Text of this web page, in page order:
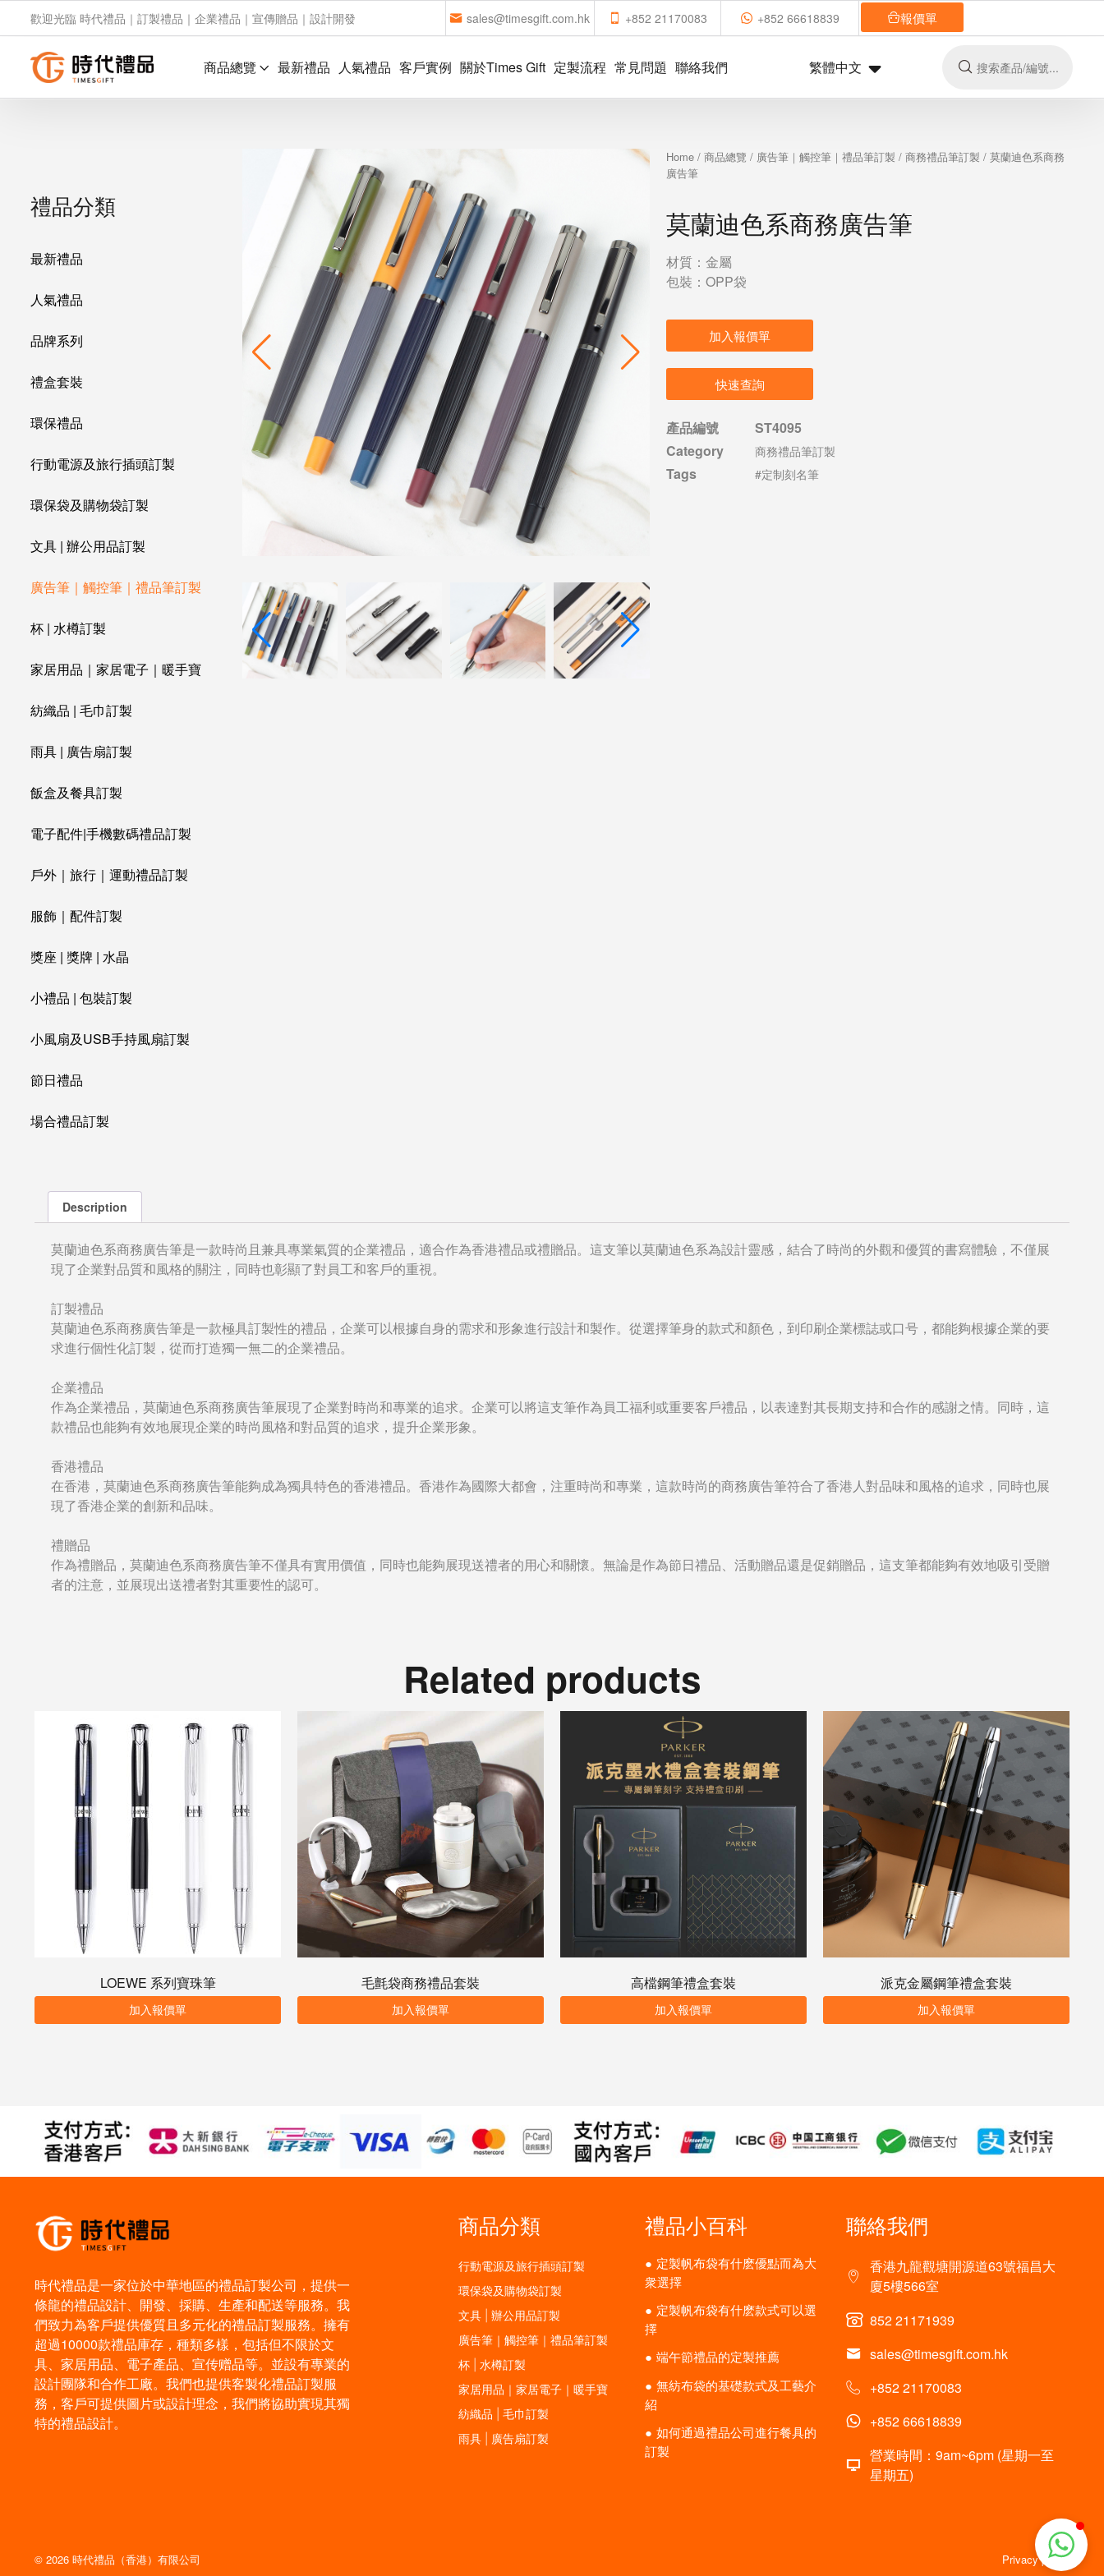
歡迎光臨 時代禮品｜訂製禮品｜企業禮品｜宣傳贈品｜設計開發 sales@timesgift.com.hk +852 21170083 +852 66618839 報價單
商品總覽 最新禮品 人氣禮品 客戶實例 關於Times Gift 定製流程 常見問題 聯絡我們 繁體中文
禮品分類
最新禮品
人氣禮品
品牌系列
禮盒套裝
環保禮品
行動電源及旅行插頭訂製
環保袋及購物袋訂製
文具 | 辦公用品訂製
廣告筆｜觸控筆｜禮品筆訂製
杯 | 水樽訂製
家居用品｜家居電子｜暖手寶
紡織品 | 毛巾訂製
雨具 | 廣告扇訂製
飯盒及餐具訂製
電子配件|手機數碼禮品訂製
戶外｜旅行｜運動禮品訂製
服飾｜配件訂製
獎座 | 獎牌 | 水晶
小禮品 | 包裝訂製
小風扇及USB手持風扇訂製
節日禮品
場合禮品訂製
Home /商品總覽 / 廣告筆｜觸控筆｜禮品筆訂製 /商務禮品筆訂製 / 莫蘭迪色系商務
廣告筆
莫蘭迪色系商務廣告筆
材質：金屬
包裝：OPP袋
加入報價單
快速查詢
產品編號
ST4095
Category
商務禮品筆訂製
Tags #定制刻名筆
Description
莫蘭迪色系商務廣告筆是一款時尚且兼具專業氣質的企業禮品，適合作為香港禮品或禮贈品。這支筆以莫蘭迪色系為設計靈感，結合了時尚的外觀和優質的書寫體驗，不僅展
現了企業對品質和風格的關注，同時也彰顯了對員工和客戶的重視。
訂製禮品
莫蘭迪色系商務廣告筆是一款極具訂製性的禮品，企業可以根據自身的需求和形象進行設計和製作。從選擇筆身的款式和顏色，到印刷企業標誌或口号，都能夠根據企業的要
求進行個性化訂製，從而打造獨一無二的企業禮品。
企業禮品
作為企業禮品，莫蘭迪色系商務廣告筆展現了企業對時尚和專業的追求。企業可以將這支筆作為員工福利或重要客戶禮品，以表達對其長期支持和合作的感謝之情。同時，這
款禮品也能夠有效地展現企業的時尚風格和對品質的追求，提升企業形象。
香港禮品
在香港，莫蘭迪色系商務廣告筆能夠成為獨具特色的香港禮品。香港作為國際大都會，注重時尚和專業，這款時尚的商務廣告筆符合了香港人對品味和風格的追求，同時也展
現了香港企業的創新和品味。
禮贈品
作為禮贈品，莫蘭迪色系商務廣告筆不僅具有實用價值，同時也能夠展現送禮者的用心和關懷。無論是作為節日禮品、活動贈品還是促銷贈品，這支筆都能夠有效地吸引受贈
者的注意，並展現出送禮者對其重要性的認可。
Related products
LOEWE 系列寶珠筆
加入報價單
毛氈袋商務禮品套裝
加入報價單
高檔鋼筆禮盒套裝
加入報價單
派克金屬鋼筆禮盒套裝
加入報價單
時代禮品是一家位於中華地區的禮品訂製公司，提供一
條龍的禮品設計、開發、採購、生產和配送等服務。我
們致力為客戶提供優質且多元化的禮品訂製服務。擁有
超過10000款禮品庫存，種類多樣，包括但不限於文
具、家居用品、電子產品、宣传赠品等。並設有專業的
設計團隊和合作工廠。我們也提供客製化禮品訂製服
務，客戶可提供圖片或設計理念，我們將協助實現其獨
特的禮品設計。
商品分類
行動電源及旅行插頭訂製
環保袋及購物袋訂製
文具 | 辦公用品訂製
廣告筆｜觸控筆｜禮品筆訂製
杯 | 水樽訂製
家居用品｜家居電子｜暖手寶
紡織品 | 毛巾訂製
雨具 | 廣告扇訂製
禮品小百科
定製帆布袋有什麽優點而為大
衆選擇
定製帆布袋有什麽款式可以選
擇
端午節禮品的定製推薦
無紡布袋的基礎款式及工藝介
紹
如何通過禮品公司進行餐具的
訂製
聯絡我們
香港九龍觀塘開源道63號福昌大
廈5樓566室
852 21171939
sales@timesgift.com.hk
+852 21170083
+852 66618839
營業時間：9am~6pm (星期一至
星期五)
© 2026 時代禮品（香港）有限公司 Privacy policy